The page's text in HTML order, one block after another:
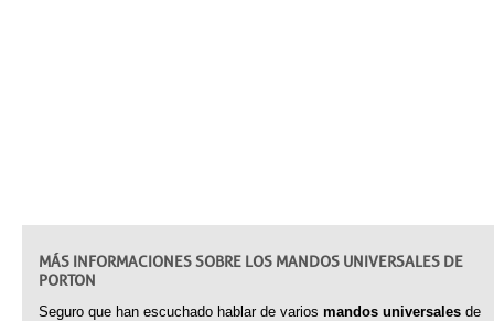
MÁS INFORMACIONES SOBRE LOS MANDOS UNIVERSALES DE
PORTON
Seguro que han escuchado hablar de varios mandos universales de